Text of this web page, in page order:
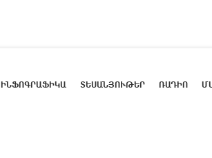
ԻՆՖՈԳՐԱՖԻԿԱ ՏԵՍԱՆՅՈՒԹԵՐ ՌԱԴԻՈ